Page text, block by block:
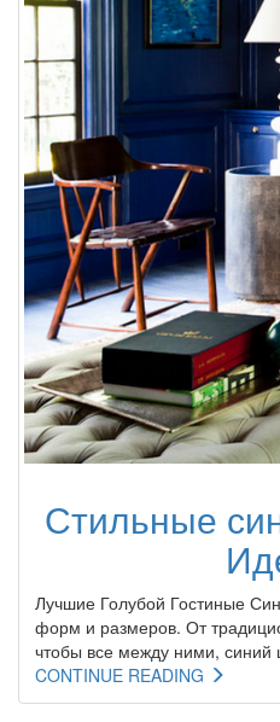
Стильные
Лучшие Голубой Гостиные
форм и размеров. От
чтобы все между ними, синий
CONTINUE READING